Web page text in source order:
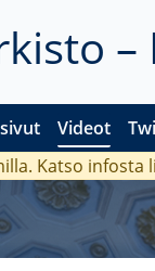
–
Videot
Katso infosta